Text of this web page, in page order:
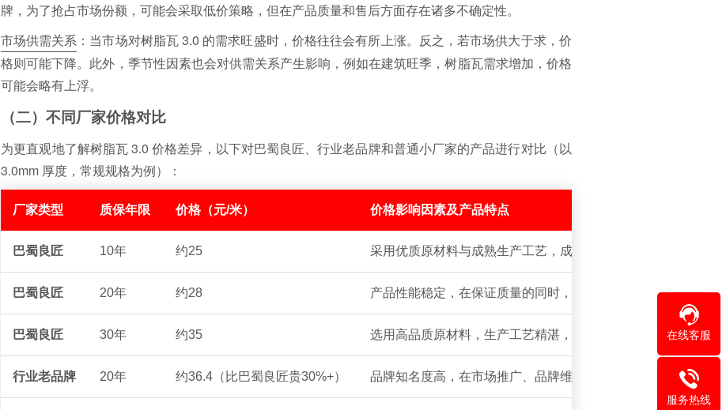
牌，为了抢占市场份额，可能会采取低价策略，但在产品质量和售后方面存在诸多不确定性。
市场供需关系 ：当市场对树脂瓦 3.0 的需求旺盛时，价格往往会有所上涨。反之，若市场供大于求，价
格则可能下降。此外，季节性因素也会对供需关系产生影响，例如在建筑旺季，树脂瓦需求增加，价格
可能会略有上浮。
（二）不同厂家价格对比
为更直观地了解树脂瓦 3.0 价格差异，以下对巴蜀良匠、行业老品牌和普通小厂家的产品进行对比（以
3.0mm 厚度，常规规格为例）：
厂家类型 质保年限 价格（元/米） 价格影响因素及产品特点
巴蜀良匠 10年 约25 采用优质原材料与成熟生产工艺，成本控制合理，价格亲民且
巴蜀良匠 20年 约28 产品性能稳定，在保证质量的同时，根据质保年限合理定价，
巴蜀良匠 30年 约35 选用高品质原材料，生产工艺精湛，产品具备卓越的耐候性、
行业老品牌 20年 约36.4（比巴蜀良匠贵30%+） 品牌知名度高，在市场推广、品牌维护方面投入大，存在较高
在线客服
服务热线